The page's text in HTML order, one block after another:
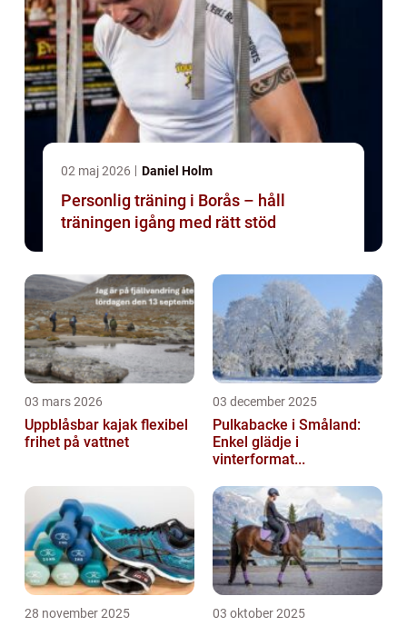
02 maj 2026 Daniel Holm
Personlig träning i Borås – håll
träningen igång med rätt stöd
03 mars 2026
Uppblåsbar kajak flexibel
frihet på vattnet
03 december 2025
Pulkabacke i Småland:
Enkel glädje i
vinterformat...
28 november 2025 03 oktober 2025